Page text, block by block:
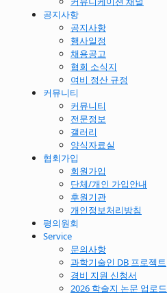
공지사항
공지사항
행사일정
채용공고
협회 소식지
여비 정산 규정
커뮤니티
커뮤니티
전문정보
갤러리
양식자료실
협회가입
회원가입
단체/개인 가입안내
후원기관
개인정보처리방침
평의원회
Service
문의사항
과학기술인 DB 프로젝트
경비 지원 신청서
2026 학술지 논문 업로드